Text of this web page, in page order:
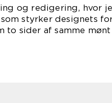
og redigering, hvor
styrker designets
to sider af samme